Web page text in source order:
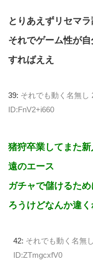
とりあえずリセマ
それでゲーム性が
すればええ
39: それでも動く名無し
ID:FnV2+i660
猪狩卒業してまた
遠のエース
ガチャで儲けるた
ろうけどなんか違く
42: それでも動く名無し
ID:ZTmgcxfV0